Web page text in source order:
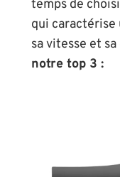
temps de
qui caractérise
sa vitesse et
notre top 3 :